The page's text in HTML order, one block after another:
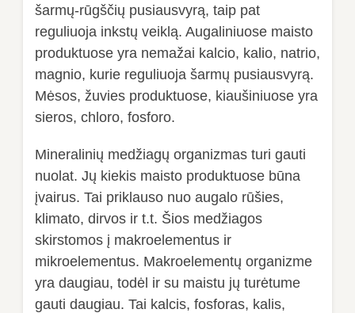
šarmų-rūgščių pusiausvyrą, taip pat
reguliuoja inkstų veiklą. Augaliniuose maisto
produktuose yra nemažai kalcio, kalio, natrio,
magnio, kurie reguliuoja šarmų pusiausvyrą.
Mėsos, žuvies produktuose, kiaušiniuose yra
sieros, chloro, fosforo.
Mineralinių medžiagų organizmas turi gauti
nuolat. Jų kiekis maisto produktuose būna
įvairus. Tai priklauso nuo augalo rūšies,
klimato, dirvos ir t.t. Šios medžiagos
skirstomos į makroelementus ir
mikroelementus. Makroelementų organizme
yra daugiau, todėl ir su maistu jų turėtume
gauti daugiau. Tai kalcis, fosforas, kalis,